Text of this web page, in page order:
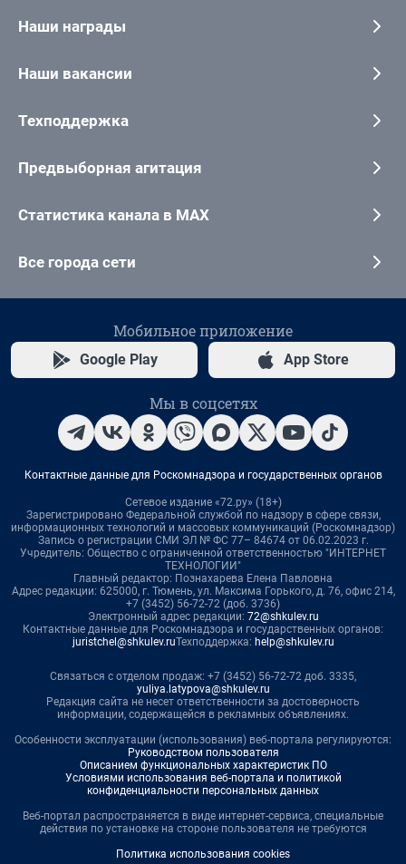
Наши награды
Наши вакансии
Техподдержка
Предвыборная агитация
Статистика канала в MAX
Все города сети
Мобильное приложение
Google Play App Store
Мы в соцсетях
Контактные данные для Роскомнадзора и государственных органов
Сетевое издание «72.ру» (18+)
Зарегистрировано Федеральной службой по надзору в сфере связи,
информационных технологий и массовых коммуникаций (Роскомнадзор)
Запись о регистрации СМИ ЭЛ № ФС 77– 84674 от 06.02.2023 г.
Учредитель: Общество с ограниченной ответственностью "ИНТЕРНЕТ
ТЕХНОЛОГИИ"
Главный редактор: Познахарева Елена Павловна
Адрес редакции: 625000, г. Тюмень, ул. Максима Горького, д. 76, офис 214,
+7 (3452) 56-72-72 (доб. 3736)
Электронный адрес редакции: 72@shkulev.ru
Контактные данные для Роскомнадзора и государственных органов:
juristchel@shkulev.ruТехподдержка: help@shkulev.ru
Связаться с отделом продаж: +7 (3452) 56-72-72 доб. 3335,
yuliya.latypova@shkulev.ru
Редакция сайта не несет ответственности за достоверность
информации, содержащейся в рекламных объявлениях.
Особенности эксплуатации (использования) веб-портала регулируются:
Руководством пользователя
Описанием функциональных характеристик ПО
Условиями использования веб-портала и политикой
конфиденциальности персональных данных
Веб-портал распространяется в виде интернет-сервиса, специальные
действия по установке на стороне пользователя не требуются
Политика использования cookies